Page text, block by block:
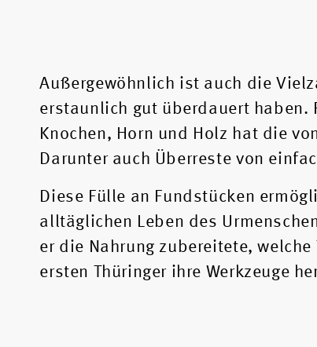
Außergewöhnlich ist auch die
erstaunlich gut überdauert haben.
Knochen, Horn und Holz hat die
Darunter auch Überreste von
Diese Fülle an Fundstücken
alltäglichen Leben des
er die Nahrung zubereitete,
ersten Thüringer ihre Werkzeuge